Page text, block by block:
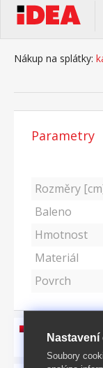
Nákup na splátky:
Parametry
Rozměry
Baleno
Hmotnost
Materiál
Povrch
návod k
Soubory